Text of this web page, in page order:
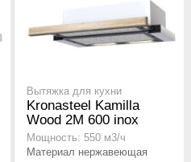
Вытяжка для кухни
Kronasteel Kamilla
Wood 2M 600 inox
Мощность: 550 м3/ч
Материал нержавеющая